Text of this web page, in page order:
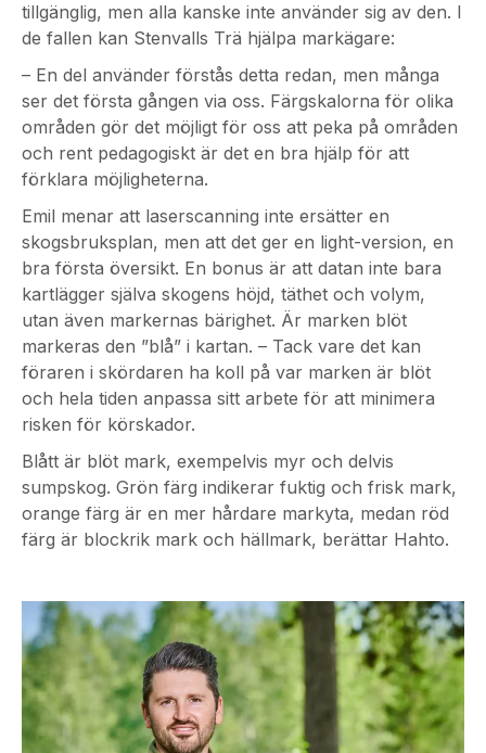
tillgänglig, men alla kanske inte använder sig av den. I
de fallen kan Stenvalls Trä hjälpa markägare:
– En del använder förstås detta redan, men många
ser det första gången via oss. Färgskalorna för olika
områden gör det möjligt för oss att peka på områden
och rent pedagogiskt är det en bra hjälp för att
förklara möjligheterna.
Emil menar att laserscanning inte ersätter en
skogsbruksplan, men att det ger en light-version, en
bra första översikt. En bonus är att datan inte bara
kartlägger själva skogens höjd, täthet och volym,
utan även markernas bärighet. Är marken blöt
markeras den ”blå” i kartan. – Tack vare det kan
föraren i skördaren ha koll på var marken är blöt
och hela tiden anpassa sitt arbete för att minimera
risken för körskador.
Blått är blöt mark, exempelvis myr och delvis
sumpskog. Grön färg indikerar fuktig och frisk mark,
orange färg är en mer hårdare markyta, medan röd
färg är blockrik mark och hällmark, berättar Hahto.